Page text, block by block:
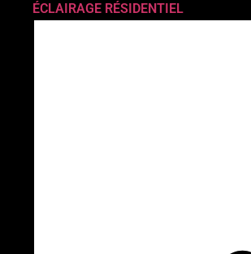
ÉCLAIRAGE RÉSIDENTIEL